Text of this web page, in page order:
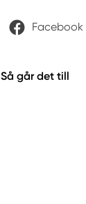
Facebook
Så går det till